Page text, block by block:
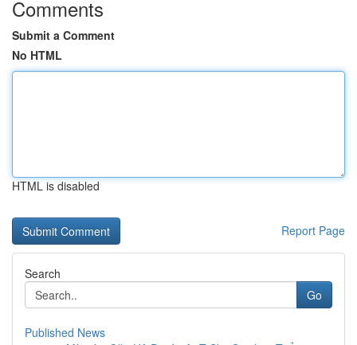
Comments
Submit a Comment
No HTML
HTML is disabled
Report Page
Search
Go
Published News